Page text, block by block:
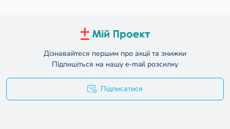
Дізнавайтеся першим про акції та знижки
Підпишіться на нашу e-mail розсилку
Підписатися